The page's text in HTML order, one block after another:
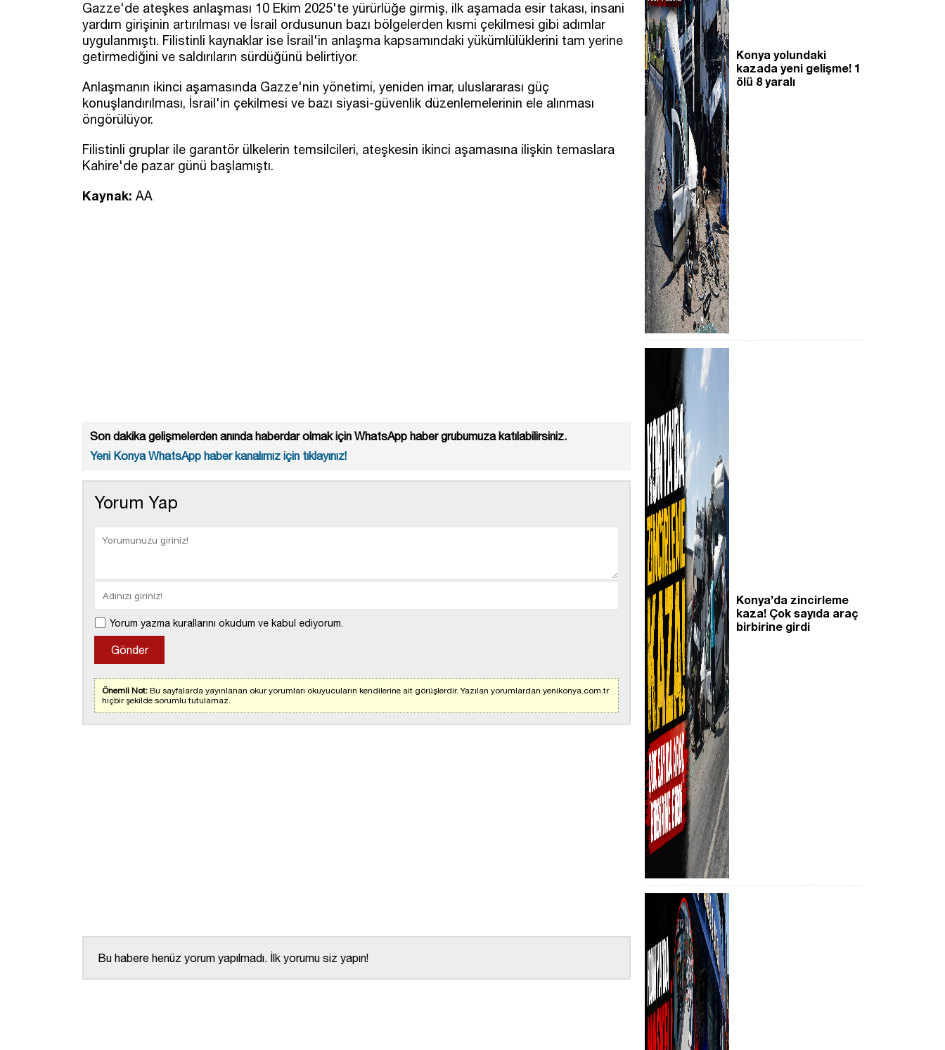
Gazze'de ateşkes anlaşması 10 Ekim 2025'te yürürlüğe girmiş, ilk aşamada esir takası, insani
yardım girişinin artırılması ve İsrail ordusunun bazı bölgelerden kısmi çekilmesi gibi adımlar
uygulanmıştı. Filistinli kaynaklar ise İsrail'in anlaşma kapsamındaki yükümlülüklerini tam yerine
getirmediğini ve saldırıların sürdüğünü belirtiyor.
Anlaşmanın ikinci aşamasında Gazze'nin yönetimi, yeniden imar, uluslararası güç
konuşlandırılması, İsrail'in çekilmesi ve bazı siyasi-güvenlik düzenlemelerinin ele alınması
öngörülüyor.
Filistinli gruplar ile garantör ülkelerin temsilcileri, ateşkesin ikinci aşamasına ilişkin temaslara
Kahire'de pazar günü başlamıştı.
Kaynak: AA
Son dakika gelişmelerden anında haberdar olmak için WhatsApp haber grubumuza katılabilirsiniz.
Yeni Konya WhatsApp haber kanalımız için tıklayınız!
Yorum Yap
Yorum yazma kurallarını okudum ve kabul ediyorum.
Önemli Not: Bu sayfalarda yayınlanan okur yorumları okuyucuların kendilerine ait görüşlerdir. Yazılan yorumlardan yenikonya.com.tr
hiçbir şekilde sorumlu tutulamaz.
Bu habere henüz yorum yapılmadı. İlk yorumu siz yapın!
Konya yolundaki
kazada yeni gelişme! 1
ölü 8 yaralı
Konya’da zincirleme
kaza! Çok sayıda araç
birbirine girdi